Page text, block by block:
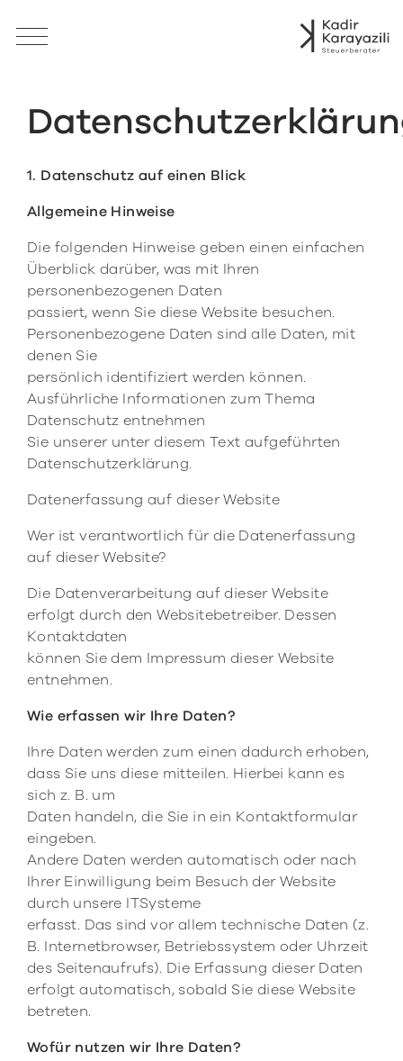
1. Datenschutz auf einen Blick
Allgemeine Hinweise
Die folgenden Hinweise geben einen einfachen
Überblick darüber, was mit Ihren
personenbezogenen Daten
passiert, wenn Sie diese Website besuchen.
Personenbezogene Daten sind alle Daten, mit
denen Sie
persönlich identifiziert werden können.
Ausführliche Informationen zum Thema
Datenschutz entnehmen
Sie unserer unter diesem Text aufgeführten
Datenschutzerklärung.
Datenerfassung auf dieser Website
Wer ist verantwortlich für die Datenerfassung
auf dieser Website?
Die Datenverarbeitung auf dieser Website
erfolgt durch den Websitebetreiber. Dessen
Kontaktdaten
können Sie dem Impressum dieser Website
entnehmen.
Wie erfassen wir Ihre Daten?
Ihre Daten werden zum einen dadurch erhoben,
dass Sie uns diese mitteilen. Hierbei kann es
sich z. B. um
Daten handeln, die Sie in ein Kontaktformular
eingeben.
Andere Daten werden automatisch oder nach
Ihrer Einwilligung beim Besuch der Website
durch unsere ITSysteme
erfasst. Das sind vor allem technische Daten (z.
B. Internetbrowser, Betriebssystem oder Uhrzeit
des Seitenaufrufs). Die Erfassung dieser Daten
erfolgt automatisch, sobald Sie diese Website
betreten.
Wofür nutzen wir Ihre Daten?